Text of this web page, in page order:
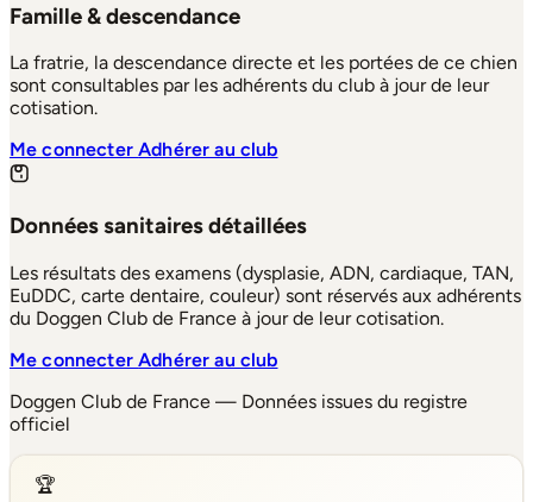
Famille & descendance
La fratrie, la descendance directe et les portées de ce chien
sont consultables par les adhérents du club à jour de leur
cotisation.
Me connecterAdhérer au club
Données sanitaires détaillées
Les résultats des examens (dysplasie, ADN, cardiaque, TAN,
EuDDC, carte dentaire, couleur) sont réservés aux adhérents
du Doggen Club de France à jour de leur cotisation.
Me connecterAdhérer au club
Doggen Club de France — Données issues du registre
officiel
🏆